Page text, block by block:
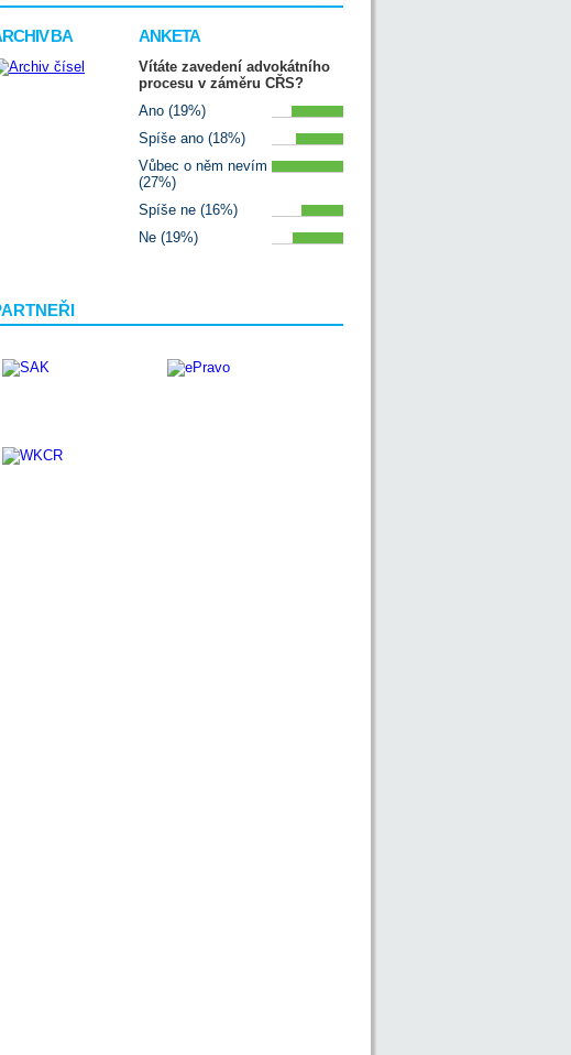
BA ANKETA
Vítáte zavedení advokátního
procesu v záměru CŘS?
Ano (19%)
Spíše ano (18%)
Vůbec o něm nevím
(27%)
Spíše ne (16%)
Ne (19%)